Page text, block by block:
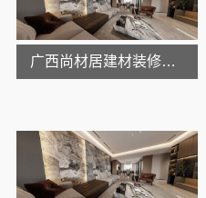
广西尚材居建材装修靠谱吗？口碑实力说话